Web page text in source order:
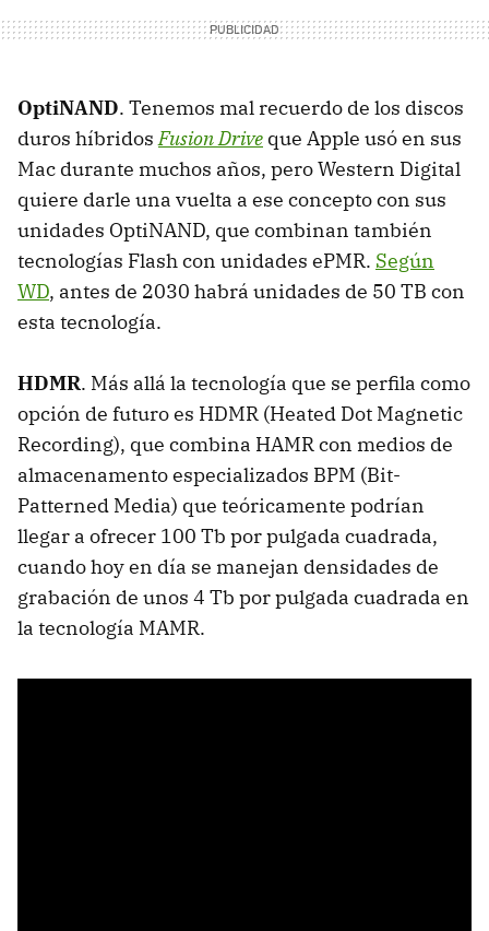
OptiNAND. Tenemos mal recuerdo de los discos
duros híbridosFusion Drive que Apple usó en sus
Mac durante muchos años, pero Western Digital
quiere darle una vuelta a ese concepto con sus
unidades OptiNAND, que combinan también
tecnologías Flash con unidades ePMR. Según
WD, antes de 2030 habrá unidades de 50 TB con
esta tecnología.
HDMR. Más allá la tecnología que se perfila como
opción de futuro es HDMR (Heated Dot Magnetic
Recording), que combina HAMR con medios de
almacenamento especializados BPM (Bit-
Patterned Media) que teóricamente podrían
llegar a ofrecer 100 Tb por pulgada cuadrada,
cuando hoy en día se manejan densidades de
grabación de unos 4 Tb por pulgada cuadrada en
la tecnología MAMR.